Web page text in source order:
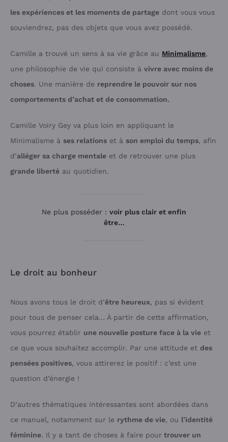
les expériences et les moments de partage dont vous vous
souviendrez, pas des objets que vous avez possédé.
Camille a trouvé un sens à sa vie grâce au Minimalisme,
une philosophie de vie qui consiste à vivre avec moins de
choses. Une manière de reprendre le pouvoir sur nos
comportements d’achat et de consommation.
Camille Voiry Gey va plus loin en appliquant le
Minimalisme à ses relations et à son emploi du temps, afin
d’alléger sa charge mentale et de retrouver une plus
grande liberté au quotidien.
Ne plus posséder : voir plus clair et enfin
être…
Le droit au bonheur
Nous avons tous le droit d’être heureux, pas si évident
pour tous de penser cela… À partir de cette affirmation,
vous pourrez établir une nouvelle posture face à la vie et
ce que vous souhaitez accomplir. Par une attitude et des
pensées positives, vous attirerez le positif : c’est une
question d’énergie !
D’autres thématiques intéressantes sont abordées dans
ce manuel, notamment sur le rythme de vie, ou l’identité
féminine. Il y a tant de choses à faire pour trouver un